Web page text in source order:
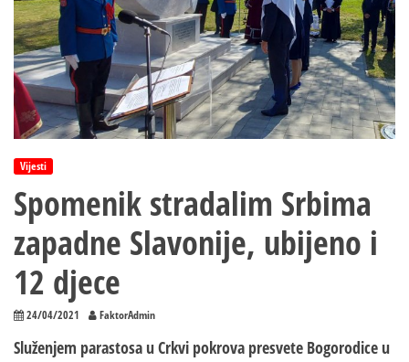
Vijesti
Spomenik stradalim Srbima
zapadne Slavonije, ubijeno i
12 djece
24/04/2021 FaktorAdmin
Služenjem parastosa u Crkvi pokrova presvete Bogorodice u